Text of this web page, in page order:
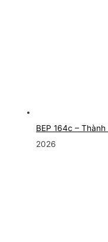
BEP 164c –
2026